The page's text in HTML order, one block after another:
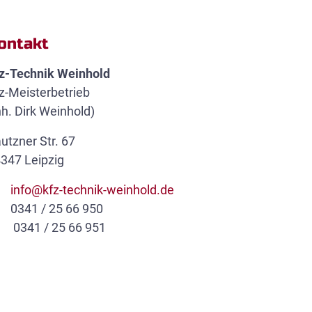
Technik Weinhold
Meisterbetrieb
Dirk Weinhold)
Str. 67
Leipzig
info@kfz-technik-weinhold.de
0341 / 25 66 950
0341 / 25 66 951